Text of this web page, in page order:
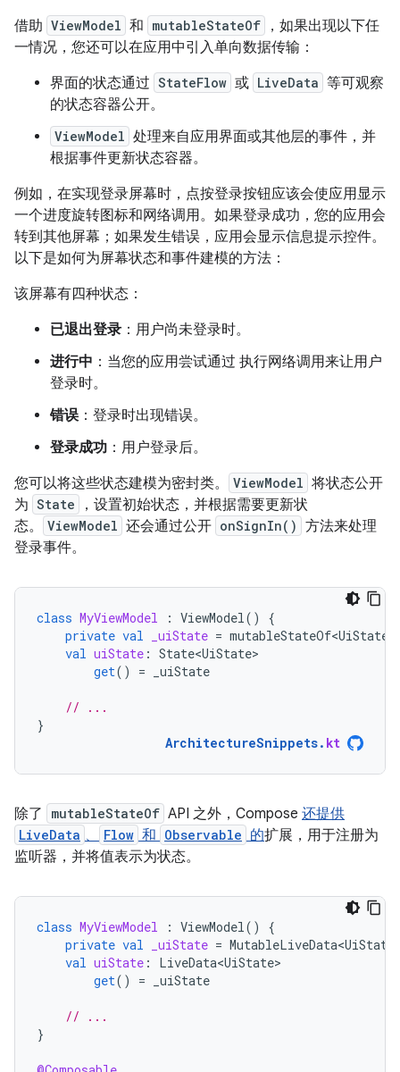
借助 ViewModel 和 mutableStateOf
，如果出现以下任
一情况，您还可以在应用中引入单向数据传输：
界面的状态通过 StateFlow 或 LiveData 等可观察
的状态容器公开。
ViewModel 处理来自应用界面或其他层的事件，并
根据事件更新状态容器。
例如，在实现登录屏幕时，点按登录按钮应该会使应用显示
一个进度旋转图标和网络调用。 如果登录成功，您的应用会
转到其他屏幕；如果发生错误，应用会显示信息提示控件。
以下是如何为屏幕状态和事件建模的方法：
该屏幕有四种状态：
已退出登录 ：用户尚未登录时。
进行中 ：当您的应用尝试通过 执行网络调用来让用户
登录时。
错误 ：登录时出现错误。
登录成功 ：用户登录后。
您可以将这些状态建模为密封类。
ViewModel 将状态公开
为 State
，设置初始状态，并根据需要更新状
态。
ViewModel 还会通过公开 onSignIn() 方法来处理
登录事件。
class MyViewModel : ViewModel ()
{
private val _uiState = mutableStateOf<UiState>
val uiState : State<UiState>
get() = _uiState
// ...
}
ArchitectureSnippets. kt
除了 mutableStateOf API 之外，Compose 还提供
LiveData 、 Flow 和 Observable 的扩展，用于注册为
监听器，并将值表示为状态。
class MyViewModel : ViewModel ()
{
private val _uiState =
val uiState :
LiveData<UiState>
get() = _uiState
// ...
}